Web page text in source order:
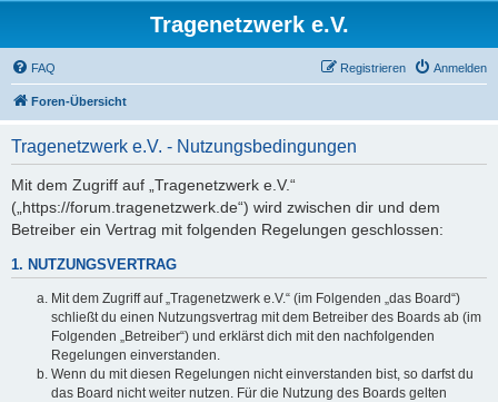
Tragenetzwerk e.V.
FAQ Anmelden
Registrieren
Foren-Übersicht
Tragenetzwerk e.V. - Nutzungsbedingungen
Mit dem Zugriff auf „Tragenetzwerk e.V.“
(„https://forum.tragenetzwerk.de“) wird zwischen dir und dem
Betreiber ein Vertrag mit folgenden Regelungen geschlossen:
1. NUTZUNGSVERTRAG
Mit dem Zugriff auf „Tragenetzwerk e.V.“ (im Folgenden „das Board“)
schließt du einen Nutzungsvertrag mit dem Betreiber des Boards ab (im
Folgenden „Betreiber“) und erklärst dich mit den nachfolgenden
Regelungen einverstanden.
Wenn du mit diesen Regelungen nicht einverstanden bist, so darfst du
das Board nicht weiter nutzen. Für die Nutzung des Boards gelten